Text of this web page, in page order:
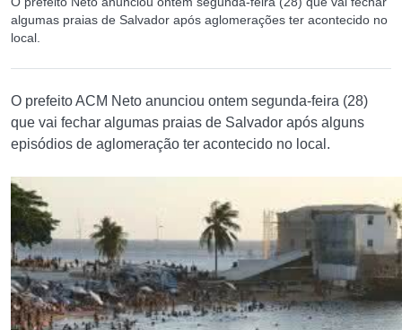
algumas praias de Salvador após aglomerações ter acontecido no
local.
O prefeito ACM Neto anunciou ontem segunda-feira (28)
que vai fechar algumas praias de Salvador após alguns
episódios de aglomeração ter acontecido no local.